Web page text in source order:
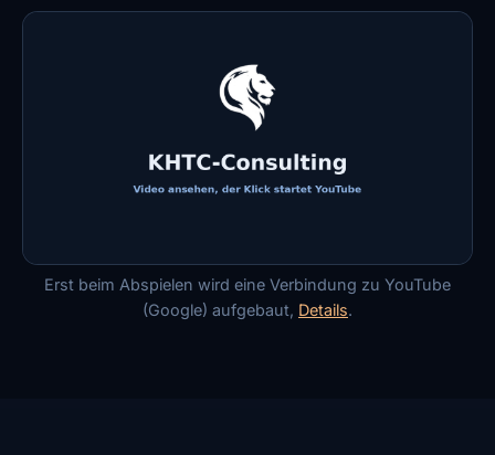
Erst beim Abspielen wird eine Verbindung zu YouTube
(Google) aufgebaut, Details.